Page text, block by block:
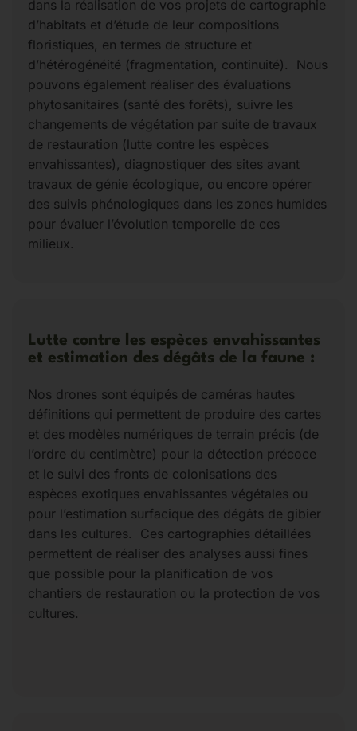
dans la réalisation de vos projets de cartographie
d’habitats et d’étude de leur compositions
floristiques, en termes de structure et
d’hétérogénéité (fragmentation, continuité). Nous
pouvons également réaliser des évaluations
phytosanitaires (santé des forêts), suivre les
changements de végétation par suite de travaux
de restauration (lutte contre les espèces
envahissantes), diagnostiquer des sites avant
travaux de génie écologique, ou encore opérer
des suivis phénologiques dans les zones humides
pour évaluer l’évolution temporelle de ces
milieux.
Lutte contre les espèces envahissantes
et estimation des dégâts de la faune :
Nos drones sont équipés de caméras hautes
définitions qui permettent de produire des cartes
et des modèles numériques de terrain précis (de
l’ordre du centimètre) pour la détection précoce
et le suivi des fronts de colonisations des
espèces exotiques envahissantes végétales ou
pour l’estimation surfacique des dégâts de gibier
dans les cultures. Ces cartographies détaillées
permettent de réaliser des analyses aussi fines
que possible pour la planification de vos
chantiers de restauration ou la protection de vos
cultures.